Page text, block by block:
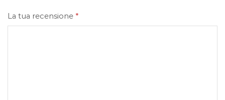
La tua recensione *